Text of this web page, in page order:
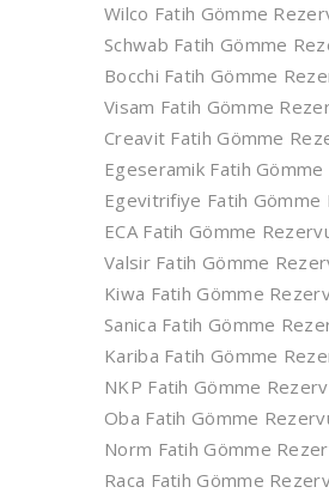
Wilco Fatih Gömme
Schwab Fatih Gömme
Bocchi Fatih Gömme
Visam Fatih Gömme
Creavit Fatih Gömme
Egeseramik Fatih
Egevitrifiye Fatih Gömme
ECA Fatih Gömme
Valsir Fatih Gömme
Kiwa Fatih Gömme
Sanica Fatih Gömme
Kariba Fatih Gömme
NKP Fatih Gömme
Oba Fatih Gömme
Norm Fatih Gömme
Raca Fatih Gömme